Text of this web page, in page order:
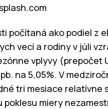
počítaná ako podiel z
vecí a rodiny v júli
vplyvy (prepočet
na 5,05%. V
tri mesiace relatívne
poklesu miery